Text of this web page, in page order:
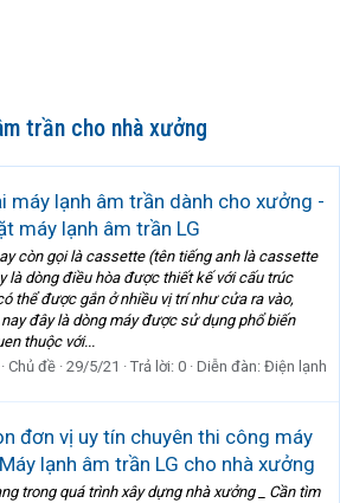
trần cho nhà xưởng
máy lạnh âm trần dành cho xưởng -
máy lạnh âm trần LG
còn gọi là cassette (tên tiếng anh là cassette
là dòng điều hòa được thiết kế với cấu trúc
thể được gắn ở nhiều vị trí như cửa ra vào,
đây là dòng máy được sử dụng phổ biến
thuộc với...
Chủ đề 29/5/21 Trả lời: 0 Diễn đàn: Điện lạnh
đơn vị uy tín chuyên thi công máy
lạnh âm trần LG cho nhà xưởng
trong quá trình xây dựng nhà xưởng _ Cần tìm